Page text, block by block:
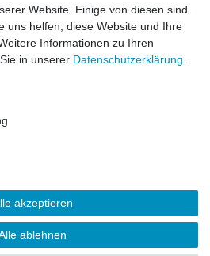
AGB Kontakt
vorbehalten. HL-
sowie sämtliche
sind Eigentum Ihrer
und dienen hier nur der
Händler, ansonsten zeigt der
Website. Einige von diesen sind
uns helfen, diese Website und Ihre
Informationen zu Ihren
in unserer Daten­schutz­erklärung
akzeptieren
ablehnen